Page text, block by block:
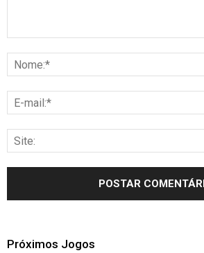
Próximos Jogos